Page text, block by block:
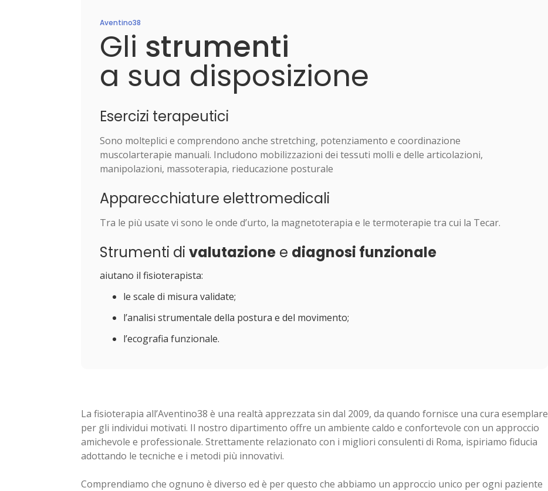
Aventino38
Gli strumenti
a sua disposizione
Esercizi terapeutici
Sono molteplici e comprendono anche stretching, potenziamento e coordinazione
muscolarterapie manuali. Includono mobilizzazioni dei tessuti molli e delle articolazioni,
manipolazioni, massoterapia, rieducazione posturale
Apparecchiature elettromedicali
Tra le più usate vi sono le onde d’urto, la magnetoterapia e le termoterapie tra cui la Tecar.
Strumenti di valutazione e diagnosi funzionale
aiutano il fisioterapista:
le scale di misura validate;
l’analisi strumentale della postura e del movimento;
l’ecografia funzionale.
La fisioterapia all’Aventino38 è una realtà apprezzata sin dal 2009, da quando fornisce una cura esemplare
per gli individui motivati. Il nostro dipartimento offre un ambiente caldo e confortevole con un approccio
amichevole e professionale. Strettamente relazionato con i migliori consulenti di Roma, ispiriamo fiducia
adottando le tecniche e i metodi più innovativi.
Comprendiamo che ognuno è diverso ed è per questo che abbiamo un approccio unico per ogni paziente